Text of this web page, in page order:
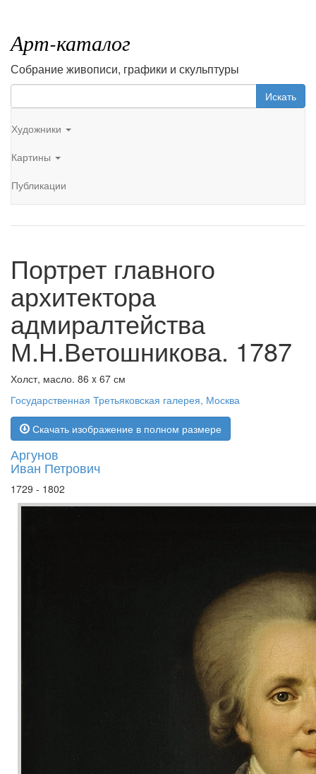
Арт-каталог
Собрание живописи, графики и скульптуры
Искать
Художники
Картины
Публикации
Портрет главного
архитектора
адмиралтейства
М.Н.Ветошникова. 1787
Холст, масло. 86 x 67 см
Государственная Третьяковская галерея, Москва
Скачать изображение в полном размере
Аргунов
Иван Петрович
1729 - 1802